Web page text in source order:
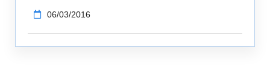
06/03/2016